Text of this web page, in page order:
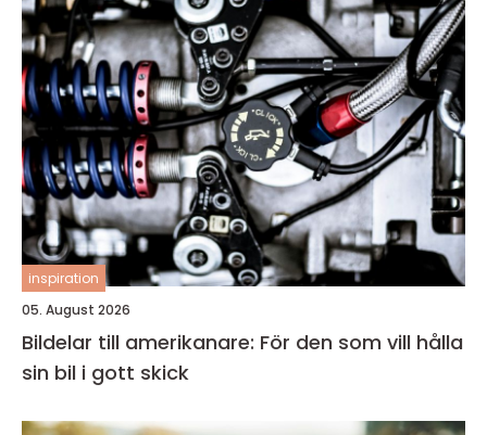
inspiration
05. August 2026
Bildelar till amerikanare: För den som vill hålla
sin bil i gott skick